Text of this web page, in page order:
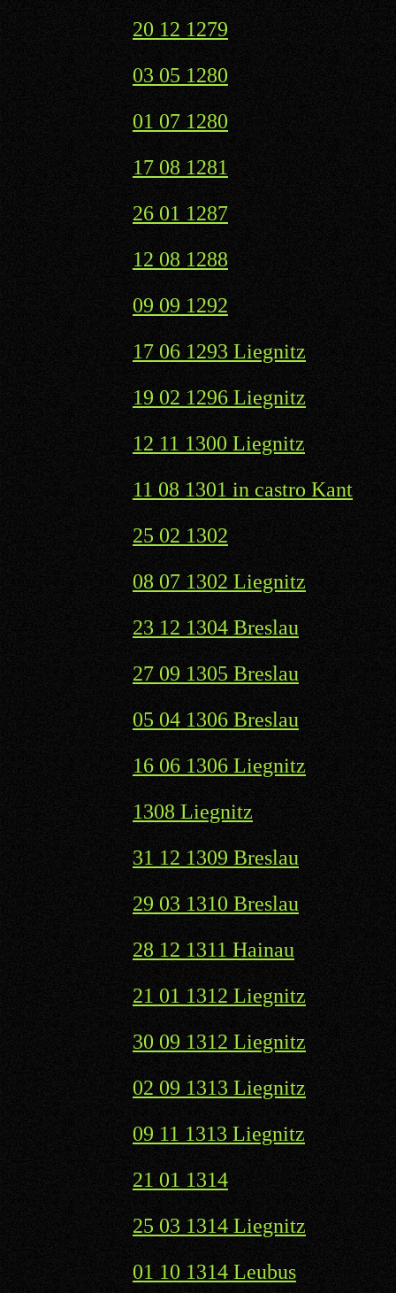
20 12 1279
03 05 1280
01 07 1280
17 08 1281
26 01 1287
12 08 1288
09 09 1292
17 06 1293 Liegnitz
19 02 1296 Liegnitz
12 11 1300 Liegnitz
11 08 1301 in castro Kant
25 02 1302
08 07 1302 Liegnitz
23 12 1304 Breslau
27 09 1305 Breslau
05 04 1306 Breslau
16 06 1306 Liegnitz
1308 Liegnitz
31 12 1309 Breslau
29 03 1310 Breslau
28 12 1311 Hainau
21 01 1312 Liegnitz
30 09 1312 Liegnitz
02 09 1313 Liegnitz
09 11 1313 Liegnitz
21 01 1314
25 03 1314 Liegnitz
01 10 1314 Leubus